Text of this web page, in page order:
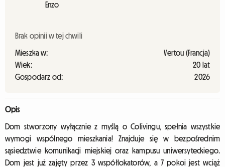
Enzo
Brak opinii w tej chwili
Mieszka w:
Vertou (Francja)
Wiek:
20 lat
Gospodarz od:
2026
Opis
Dom stworzony wyłącznie z myślą o Colivingu, spełnia wszystkie
wymogi wspólnego mieszkania! Znajduje się w bezpośrednim
sąsiedztwie komunikacji miejskiej oraz kampusu uniwersyteckiego.
Dom jest już zajęty przez 3 współlokatorów, a 7 pokoi jest wciąż